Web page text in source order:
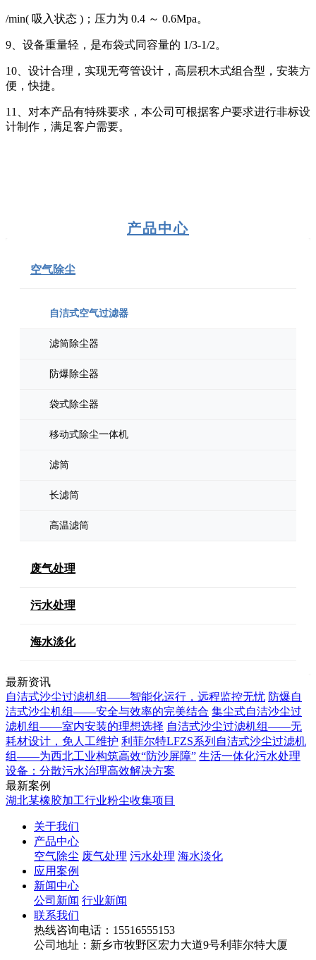
/min( 吸入状态 )；压力为 0.4 ～ 0.6Mpa。
9、设备重量轻，是布袋式同容量的 1/3-1/2。
10、设计合理，实现无弯管设计，高层积木式组合型，安装方
便，快捷。
11、对本产品有特殊要求，本公司可根据客户要求进行非标设
计制作，满足客户需要。
产品中心
空气除尘
自洁式空气过滤器
滤筒除尘器
防爆除尘器
袋式除尘器
移动式除尘一体机
滤筒
长滤筒
高温滤筒
废气处理
污水处理
海水淡化
最新资讯
自洁式沙尘过滤机组——智能化运行，远程监控无忧 防爆自
洁式沙尘机组——安全与效率的完美结合 集尘式自洁沙尘过
滤机组——室内安装的理想选择 自洁式沙尘过滤机组——无
耗材设计，免人工维护 利菲尔特LFZS系列自洁式沙尘过滤机
组——为西北工业构筑高效“防沙屏障” 生活一体化污水处理
设备：分散污水治理高效解决方案
最新案例
湖北某橡胶加工行业粉尘收集项目
关于我们
产品中心
空气除尘 废气处理 污水处理 海水淡化
应用案例
新闻中心
公司新闻 行业新闻
联系我们
热线咨询电话： 15516555153
公司地址：新乡市牧野区宏力大道9号利菲尔特大厦